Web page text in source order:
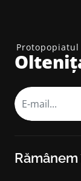
Protopopiatul